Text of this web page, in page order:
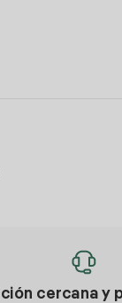
cercana y